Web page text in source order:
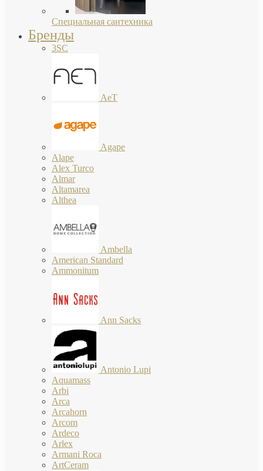
Специальная сантехника
Бренды
3SC
AeT
Agape
Alape
Alex Turco
Almar
Altamarea
Althea
Ambella
American Standard
Ammonitum
Ann Sacks
Antonio Lupi
Aquamass
Arbi
Arca
Arcahorn
Arcom
Ardeco
Arlex
Armani Roca
ArtCeram